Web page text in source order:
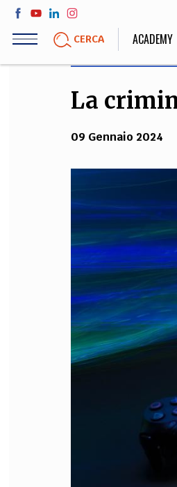
Salta
contenuto
CERCA ACADEMY
LIFE STYLE
Sport, Cucina, Viaggi,
La
09 Gennaio 2024